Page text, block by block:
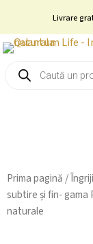
content
Livrare
search
Prima pagină /
subtire și fin- gama
naturale